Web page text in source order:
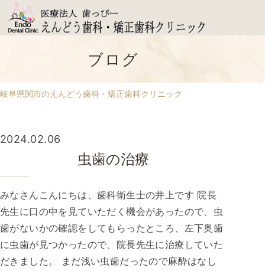
ブログ
岐阜県関市のえんどう歯科・矯正歯科クリニック
虫歯の治療
2024.02.06
みなさんこんにちは、歯科衛生士の井上です 院長
先生に口の中を見ていただく機会があったので、虫
歯がないかの確認をしてもらったところ、左下奥歯
に虫歯が見つかったので、院長先生に治療していた
だきました。 まだ浅い虫歯だったので麻酔はなし